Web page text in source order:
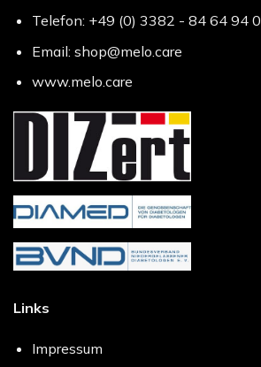
Telefon: +49 (0) 3382 - 84 64 94 0
Email: shop@melo.care
www.melo.care
Links
Impressum